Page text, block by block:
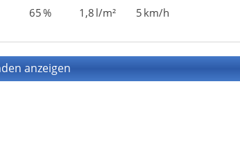
65 % 1,8 l/m²
5 km/h
anzeigen